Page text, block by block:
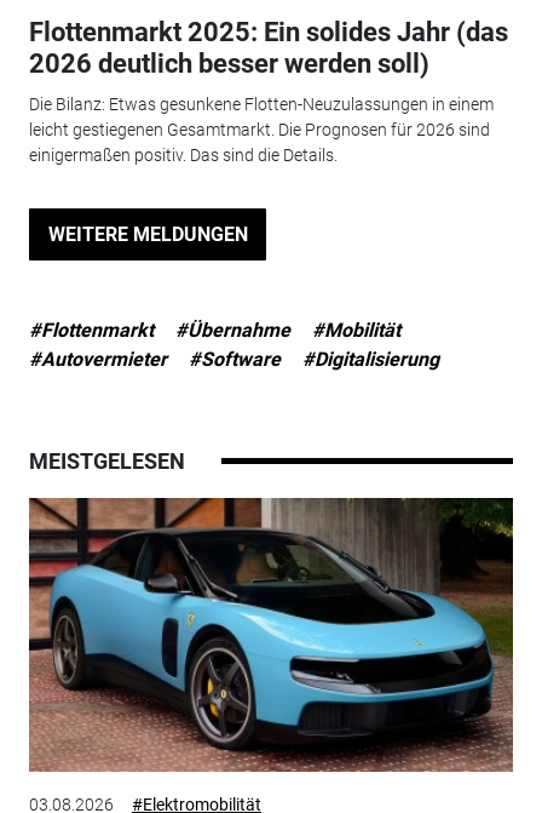
Flottenmarkt 2025: Ein solides Jahr (das
2026 deutlich besser werden soll)
Die Bilanz: Etwas gesunkene Flotten-Neuzulassungen in einem
leicht gestiegenen Gesamtmarkt. Die Prognosen für 2026 sind
einigermaßen positiv. Das sind die Details.
WEITERE MELDUNGEN
#Flottenmarkt #Übernahme
#Mobilität
#Autovermieter
#Software #Digitalisierung
MEISTGELESEN
03.08.2026 #Elektromobilität